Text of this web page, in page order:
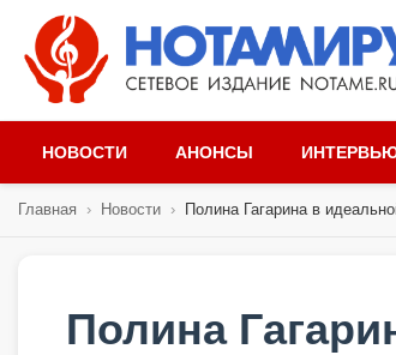
НОВОСТИ АНОНСЫ
Главная › Новости › Полина Гагарина в
Полина